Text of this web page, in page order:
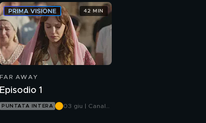
FAR AWAY
Episodio 1
PUNTATA INTERA
03 giu | Canale
42 MIN